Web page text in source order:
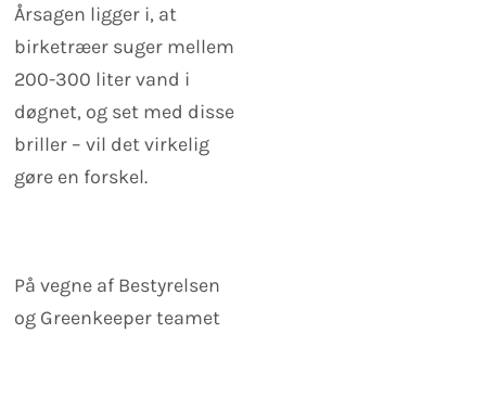
Årsagen ligger i, at
birketræer suger mellem
200-300 liter vand i
døgnet, og set med disse
briller – vil det virkelig
gøre en forskel.
På vegne af Bestyrelsen
og Greenkeeper teamet